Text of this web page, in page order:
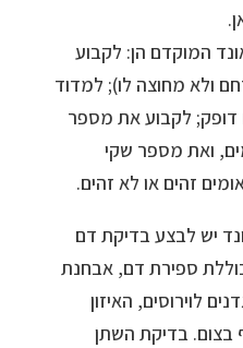
המוקדם הן: לקבוע
ולא מחוצה לו); למדוד
דופק; לקבוע את מספר
ואת מספר שקי
זהים או לא זהים.
יש לבצע בדיקת דם
ספירת דם, אבחנת
לוירוסים, האיזון
בצום. בדיקת השתן